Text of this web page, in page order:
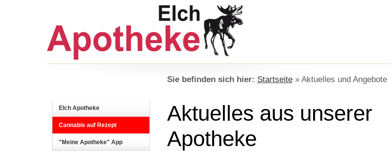
Elch Apotheke
Cannabis auf Rezept
"Meine Apotheke" App
Sie befinden sich hier: Startseite» Aktuelles und Angebote
Aktuelles aus unserer
Apotheke